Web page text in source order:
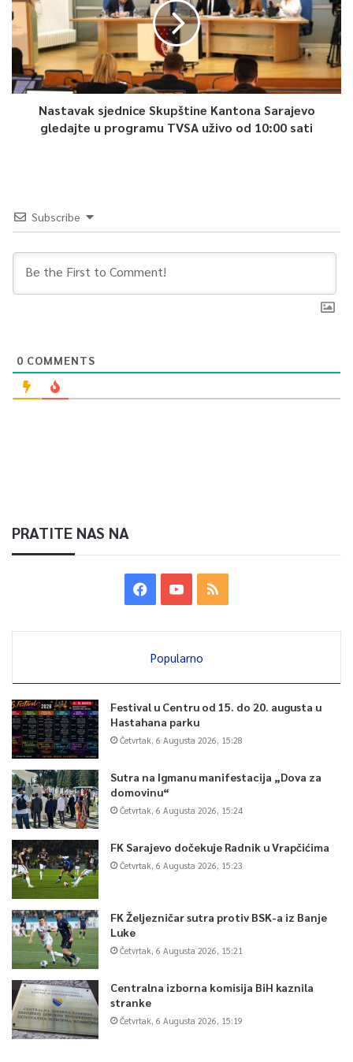
Nastavak sjednice Skupštine Kantona Sarajevo
gledajte u programu TVSA uživo od 10:00 sati
Subscribe
0 COMMENTS
PRATITE NAS NA
Popularno
Festival u Centru od 15. do 20. augusta u
Hastahana parku
Četvrtak, 6 Augusta 2026, 15:28
Sutra na Igmanu manifestacija „Dova za
domovinu“
Četvrtak, 6 Augusta 2026, 15:24
FK Sarajevo dočekuje Radnik u Vrapčićima
Četvrtak, 6 Augusta 2026, 15:23
FK Željezničar sutra protiv BSK-a iz Banje
Luke
Četvrtak, 6 Augusta 2026, 15:21
Centralna izborna komisija BiH kaznila
stranke
Četvrtak, 6 Augusta 2026, 15:19